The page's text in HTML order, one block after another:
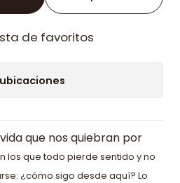
de favoritos
que nos quiebran por
los que todo pierde sentido y no
¿cómo sigo desde aquí? Lo